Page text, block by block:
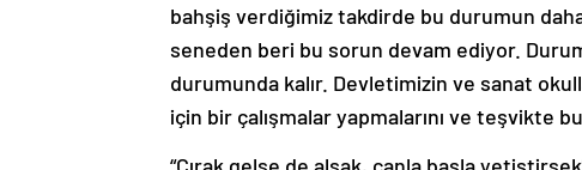
bahşiş verdiğimiz takdirde bu durumun
seneden beri bu sorun devam ediyor.
durumunda kalır. Devletimizin ve sanat
için bir çalışmalar yapmalarını ve teşvikte